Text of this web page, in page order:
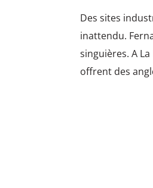
Des sites
inattendu.
singuières. A
offrent des